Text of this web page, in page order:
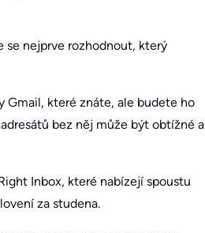
nejprve rozhodnout, který
Gmail, které znáte, ale budete ho
bez něj může být obtížné a
Inbox, které nabízejí spoustu
za studena.